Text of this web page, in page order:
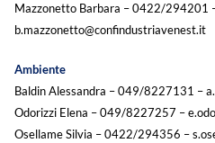
Mazzonetto Barbara – 0422/294201
b.mazzonetto@confindustriavenest.it
Ambiente
Baldin Alessandra – 049/8227131 –
Odorizzi Elena – 049/8227257 –
Osellame Silvia – 0422/294356 –